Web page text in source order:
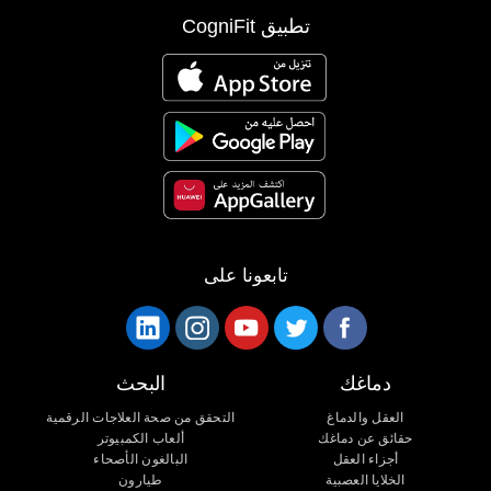
تطبيق CogniFit
تابعونا على
دماغك
العقل والدماغ
حقائق عن دماغك
أجزاء العقل
الخلايا العصبية
البحث
التحقق من صحة العلاجات الرقمية
ألعاب الكمبيوتر
البالغون الأصحاء
طيارون